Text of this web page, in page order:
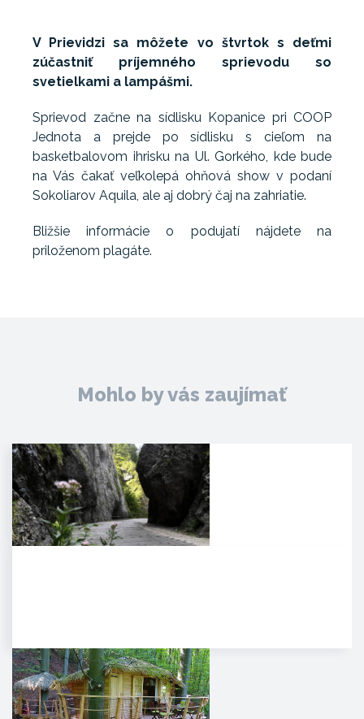
V Prievidzi sa môžete vo štvrtok s deťmi
zúčastniť príjemného sprievodu so
svetielkami a lampášmi.
Sprievod začne na sídlisku Kopanice pri COOP
Jednota a prejde po sídlisku s cieľom na
basketbalovom ihrisku na Ul. Gorkého, kde bude
na Vás čakať veľkolepá ohňová show v podaní
Sokoliarov Aquila, ale aj dobrý čaj na zahriatie.
Bližšie informácie o podujatí nájdete na
priloženom plagáte.
Mohlo by vás zaujímať